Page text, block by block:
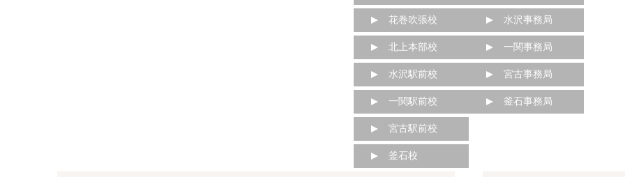
花巻吹張校
北上本部校
水沢駅前校
一関駅前校
宮古駅前校
釜石校
水沢事務局
一関事務局
宮古事務局
釜石事務局